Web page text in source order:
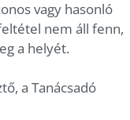
vagy hasonló
nem áll fenn,
a helyét.
a Tanácsadó